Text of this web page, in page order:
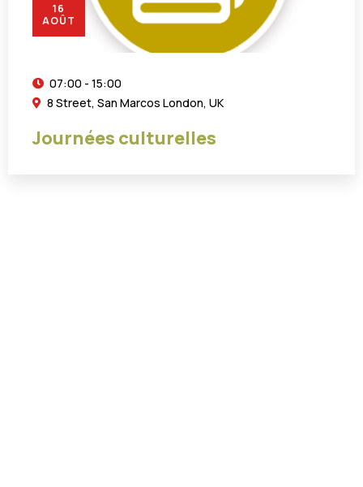
16
AOÛT
07:00 - 15:00
8 Street, San Marcos London, UK
Journées culturelles